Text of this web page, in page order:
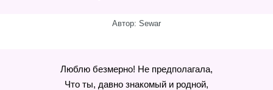
Автор: Sewar
Люблю безмерно! Не предполагала,
Что ты, давно знакомый и родной,